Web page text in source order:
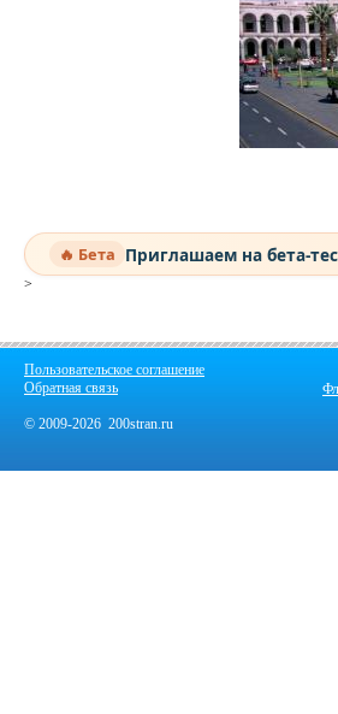
🔥 Бета Приглашаем на бета-
>
Пользовательское соглашение
Обратная связь
© 2009-2026 200stran.ru